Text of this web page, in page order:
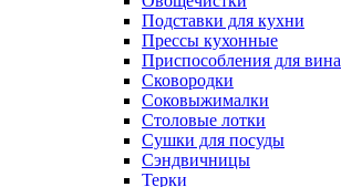
Подставки для кухни
Прессы кухонные
Приспособления для вина
Сковородки
Соковыжималки
Столовые лотки
Сушки для посуды
Сэндвичницы
Терки